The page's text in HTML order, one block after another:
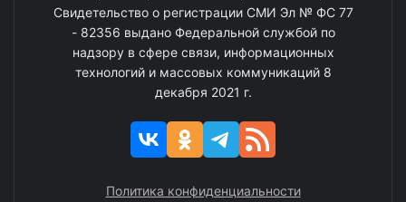
Свидетельство о регистрации СМИ Эл № ФС 77
- 82356 выдано Федеральной службой по
надзору в сфере связи, информационных
технологий и массовых коммуникаций 8
декабря 2021 г.
Политика конфиденциальности